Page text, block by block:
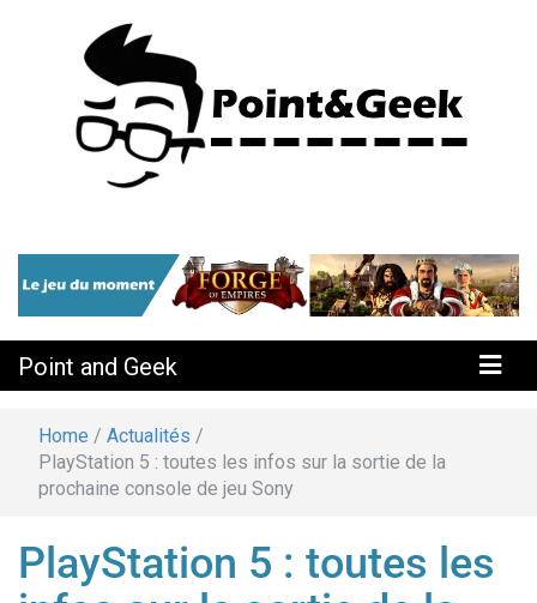
Geek
Point and Geek
Home / Actualités /
PlayStation 5 : toutes les infos sur la sortie de la
prochaine console de jeu Sony
PlayStation 5 : toutes les